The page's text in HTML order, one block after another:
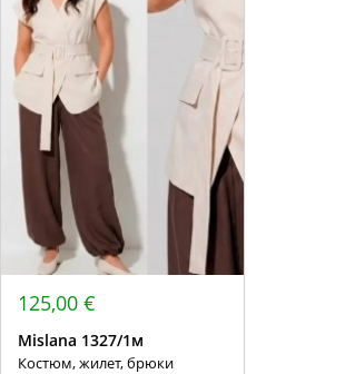
125,00 €
Mislana 1327/1м
Костюм, жилет, брюки